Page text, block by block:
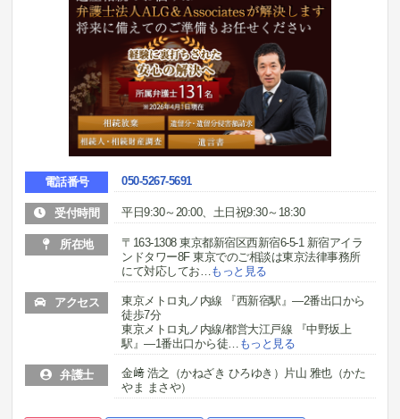
電話番号 050-5267-5691
受付時間 平日9:30～20:00、土日祝9:30～18:30
所在地
〒163-1308 東京都新宿区西新宿6-5-1 新宿アイラ
ンドタワー8F 東京でのご相談は東京法律事務所
にて対応してお…もっと見る
アクセス
東京メトロ丸ノ内線 『西新宿駅』―2番出口から
徒歩7分
東京メトロ丸ノ内線/都営大江戸線 『中野坂上
駅』―1番出口から徒… もっと見る
弁護士
金﨑 浩之（かねざき ひろゆき）片山 雅也（かた
やま まさや）